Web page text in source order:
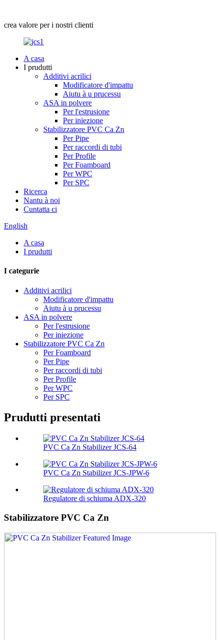
crea valore per i nostri clienti
A casa
I prudutti
Additivi acrilici
Modificatore d'impattu
Aiutu à u prucessu
ASA in polvere
Per l'estrusione
Per iniezione
Stabilizzatore PVC Ca Zn
Per Pipe
Per raccordi di tubi
Per Profile
Per Foamboard
Per WPC
Per SPC
Ricerca
Nantu à noi
Cuntatta ci
English
A casa
I prudutti
I categurie
Additivi acrilici
Modificatore d'impattu
Aiutu à u prucessu
ASA in polvere
Per l'estrusione
Per iniezione
Stabilizzatore PVC Ca Zn
Per Foamboard
Per Pipe
Per raccordi di tubi
Per Profile
Per WPC
Per SPC
Prudutti presentati
PVC Ca Zn Stabilizer JCS-64
PVC Ca Zn Stabilizer JCS-JPW-6
Regulatore di schiuma ADX-320
Stabilizzatore PVC Ca Zn